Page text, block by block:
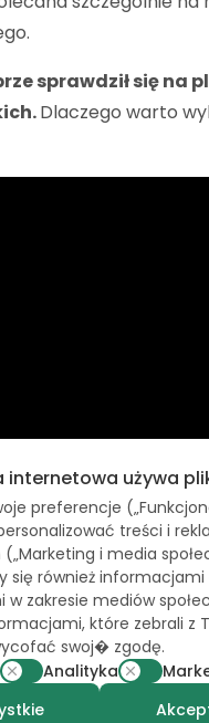
sprawdził się na
Dlaczego warto
świeży
internetowa używa
preferencje
treści i
i media
się również
zakresie mediów
które zebrali z
swoj� zgodę.
Analityka